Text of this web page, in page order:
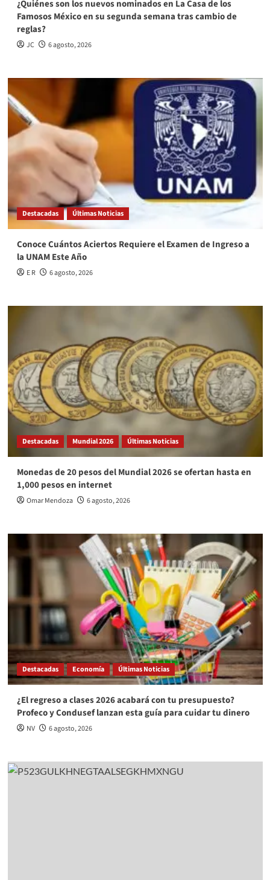
¿Quiénes son los nuevos nominados en La Casa de los
Famosos México en su segunda semana tras cambio de
reglas?
JC 6 agosto, 2026
Destacadas Últimas Noticias
Conoce Cuántos Aciertos Requiere el Examen de Ingreso a
la UNAM Este Año
E R 6 agosto, 2026
Destacadas Mundial 2026 Últimas Noticias
Monedas de 20 pesos del Mundial 2026 se ofertan hasta en
1,000 pesos en internet
Omar Mendoza 6 agosto, 2026
Destacadas Economía Últimas Noticias
¿El regreso a clases 2026 acabará con tu presupuesto?
Profeco y Condusef lanzan esta guía para cuidar tu dinero
NV 6 agosto, 2026